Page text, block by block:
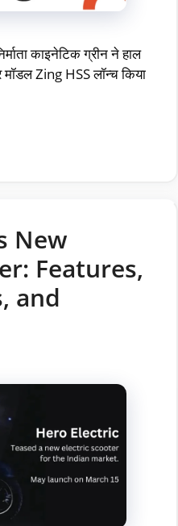
काइनेटिक ग्रीन ने हाल
Zing HSS लॉन्च किया
New
Features,
and